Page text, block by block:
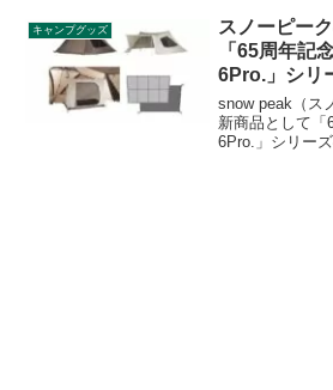
ルも収納でき、
ち歩けます。詳
キャンプグッズ
スノーピー
「65周年記
6Pro.」シリ
snow peak（ス
新商品として「
6Pro.」シリー